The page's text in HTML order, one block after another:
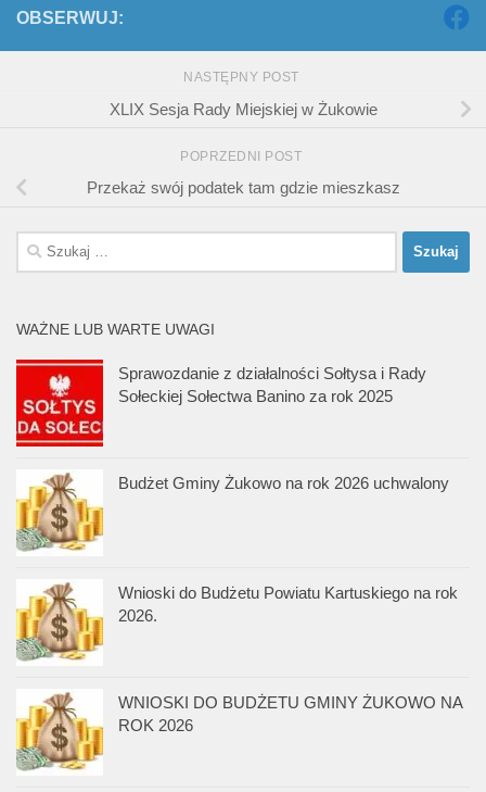
OBSERWUJ:
NASTĘPNY POST
XLIX Sesja Rady Miejskiej w Żukowie
POPRZEDNI POST
Przekaż swój podatek tam gdzie mieszkasz
Szukaj:
WAŻNE LUB WARTE UWAGI
Sprawozdanie z działalności Sołtysa i Rady
Sołeckiej Sołectwa Banino za rok 2025
Budżet Gminy Żukowo na rok 2026 uchwalony
Wnioski do Budżetu Powiatu Kartuskiego na rok
2026.
WNIOSKI DO BUDŻETU GMINY ŻUKOWO NA
ROK 2026